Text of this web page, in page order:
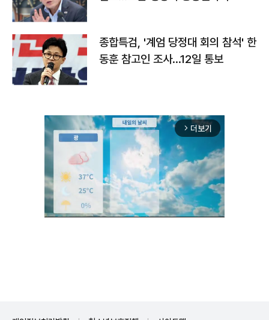
종합특검, '계엄 당정대 회의 참석' 한
동훈 참고인 조사...12일 통보
arrow_forward_ios 더보기